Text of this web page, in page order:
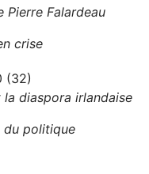
Pierre Falardeau
crise
(32)
la diaspora irlandaise
du politique